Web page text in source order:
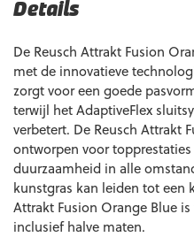
Details
De Reusch Attrakt Fusion
met de innovatieve
zorgt voor een goede
terwijl het AdaptiveFlex
verbetert. De Reusch Attrakt
ontworpen voor
duurzaamheid in alle
kunstgras kan leiden tot een
Attrakt Fusion Orange Blue
inclusief halve maten.